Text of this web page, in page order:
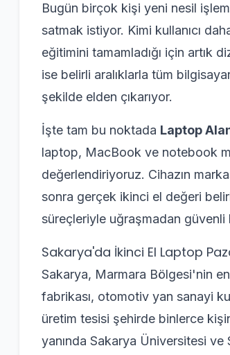
Bugün birçok kişi yeni nesil
satmak istiyor. Kimi kullanıcı
eğitimini tamamladığı için artık
ise belirli aralıklarla tüm
şekilde elden çıkarıyor.
İşte tam bu noktada Laptop
laptop, MacBook ve notebook
değerlendiriyoruz. Cihazın
sonra gerçek ikinci el değeri
süreçleriyle uğraşmadan
Sakarya'da İkinci El Laptop
Sakarya, Marmara Bölgesi'nin
fabrikası, otomotiv yan sanayi
üretim tesisi şehirde binlerce
yanında Sakarya Üniversitesi